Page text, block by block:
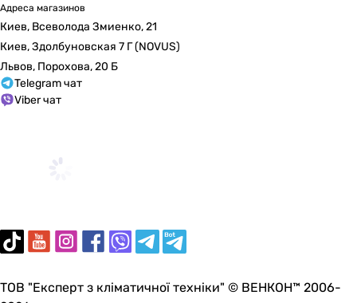
Адреса магазинов
Киев, Всеволода Змиенко, 21
Киев, Здолбуновская 7 Г (NOVUS)
Львов, Порохова, 20 Б
Telegram чат
Viber чат
ТОВ "Експерт з кліматичної техніки" © ВЕНКОН™ 2006-